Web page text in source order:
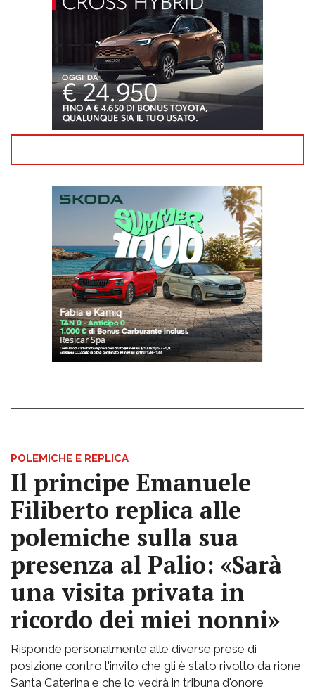
POLEMICHE E REPLICA
Il principe Emanuele
Filiberto replica alle
polemiche sulla sua
presenza al Palio: «Sarà
una visita privata in
ricordo dei miei nonni»
Risponde personalmente alle diverse prese di
posizione contro l'invito che gli è stato rivolto da rione
Santa Caterina e che lo vedrà in tribuna d'onore